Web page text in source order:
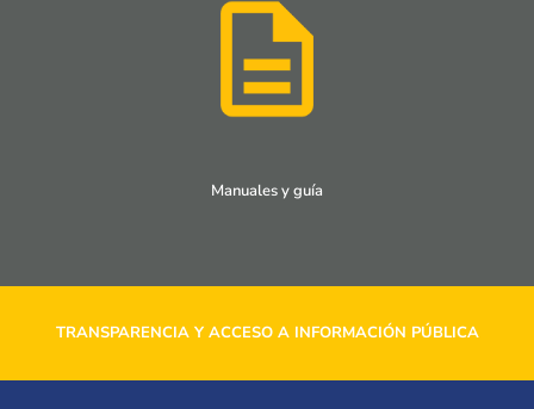
Manuales y guía
TRANSPARENCIA Y ACCESO A INFORMACIÓN PÚBLICA